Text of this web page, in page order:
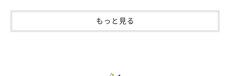
もっと見る